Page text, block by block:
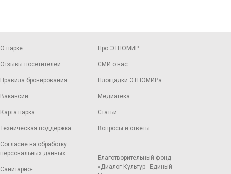
О парке
Отзывы посетителей
Правила бронирования
Вакансии
Карта парка
Техническая поддержка
Согласие на обработку
персональных данных
Санитарно-
Про ЭТНОМИР
СМИ о нас
Площадки ЭТНОМИРа
Медиатека
Статьи
Вопросы и ответы
Благотворительный фонд
«Диалог Культур - Единый